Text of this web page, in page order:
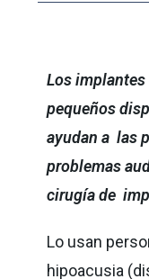
Los
pequeños
ayudan a las
problemas
cirugía de
Lo usan
hipoacusia